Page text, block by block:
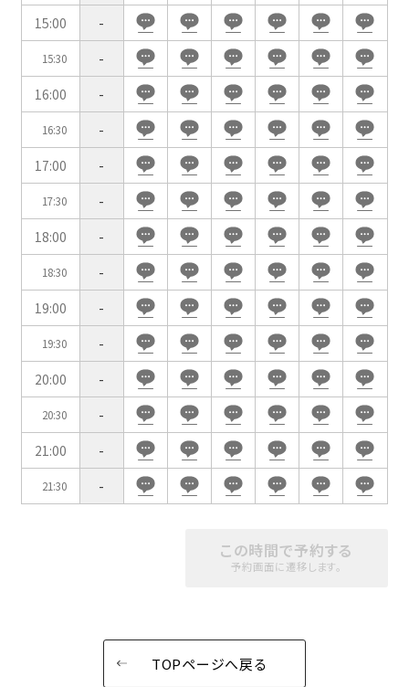
15:00
-
15:30
-
16:00
-
16:30
-
17:00
-
17:30
-
18:00
-
18:30
-
19:00
-
19:30
-
20:00
-
20:30
-
21:00
-
21:30 -
この時間で予約する
予約画面に遷移します。
TOPページへ戻る
4t車以上荷捌きあり
裏導線あり
時間貸し駐車場あり
専有回線(NURO)あり
用途で選ぶ
パーティ・懇親会
株主総会・IR
e-sports大会
プレス発表
試験
展示会・販売会
この条件で検索
選択している条件をリセットする